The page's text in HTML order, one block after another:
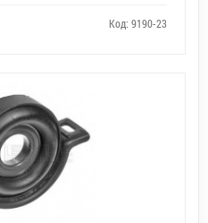
Код: 9190-23